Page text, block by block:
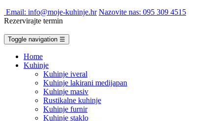
Email: info@moje-kuhinje.hr Nazovite nas: 095 309 4515
Rezervirajte termin
Toggle navigation ☰
Home
Kuhinje
Kuhinje iveral
Kuhinje lakirani medijapan
Kuhinje masiv
Rustikalne kuhinje
Kuhinje furnir
Kuhinje staklo